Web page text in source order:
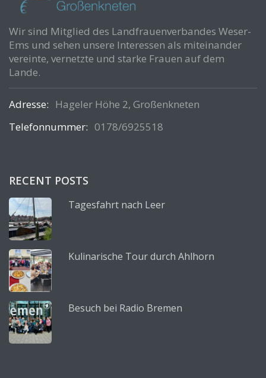
Wir sind Mitglied des Landfrauenverbandes Weser-
Ems und sehen unsere Interessen als miteinander
vereinte, vernetzte und starke Frauen auf dem
Lande.
Adresse: Hageler Höhe 2, Großenkneten
Telefonnummer: 0178/6925518
RECENT POSTS
Tagesfahrt nach Leer
Kulinarische Tour durch Ahlhorn
Besuch bei Radio Bremen